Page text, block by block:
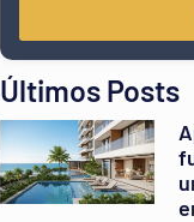
Últimos Posts